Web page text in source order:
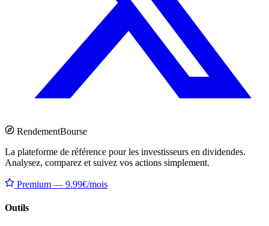
RendementBourse
La plateforme de référence pour les investisseurs en dividendes.
Analysez, comparez et suivez vos actions simplement.
Premium — 9.99€/mois
Outils